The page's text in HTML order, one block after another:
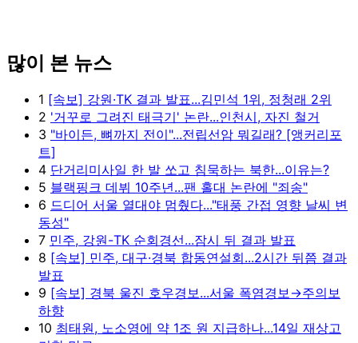
많이 본 뉴스
1 [속보] 강원·TK 결과 발표...김민석 1위, 정청래 2위
2 '거꾸로 그려진 태극기' 논란...인천시, 자진 철거
3 "바이든, 뼈까지 전이"...전립선암 뭐길래? [앵커리포
트]
4 단거리미사일 한 발 쏘고 침묵하는 북한...이유는?
5 블랙핑크 데뷔 10주년...팬 홀대 논란에 "죄송"
6 드디어 서울 열대야 멈췄다..."태풍 간접 영향 날씨 변
동성"
7 민주, 강원-TK 순회경선...잠시 뒤 결과 발표
8 [속보] 민주, 대구·경북 합동연설회...2시간 뒤쯤 결과
발표
9 [속보] 경북 울진 호우경보...서울 폭염경보→주의보
하향
10 최태원, 노소영에 약 1조 원 지급하나...14일 재상고